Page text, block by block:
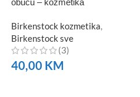
obuću – kozmetika
Birkenstock kozmetika,
Birkenstock sve
(3)
40,00 KM